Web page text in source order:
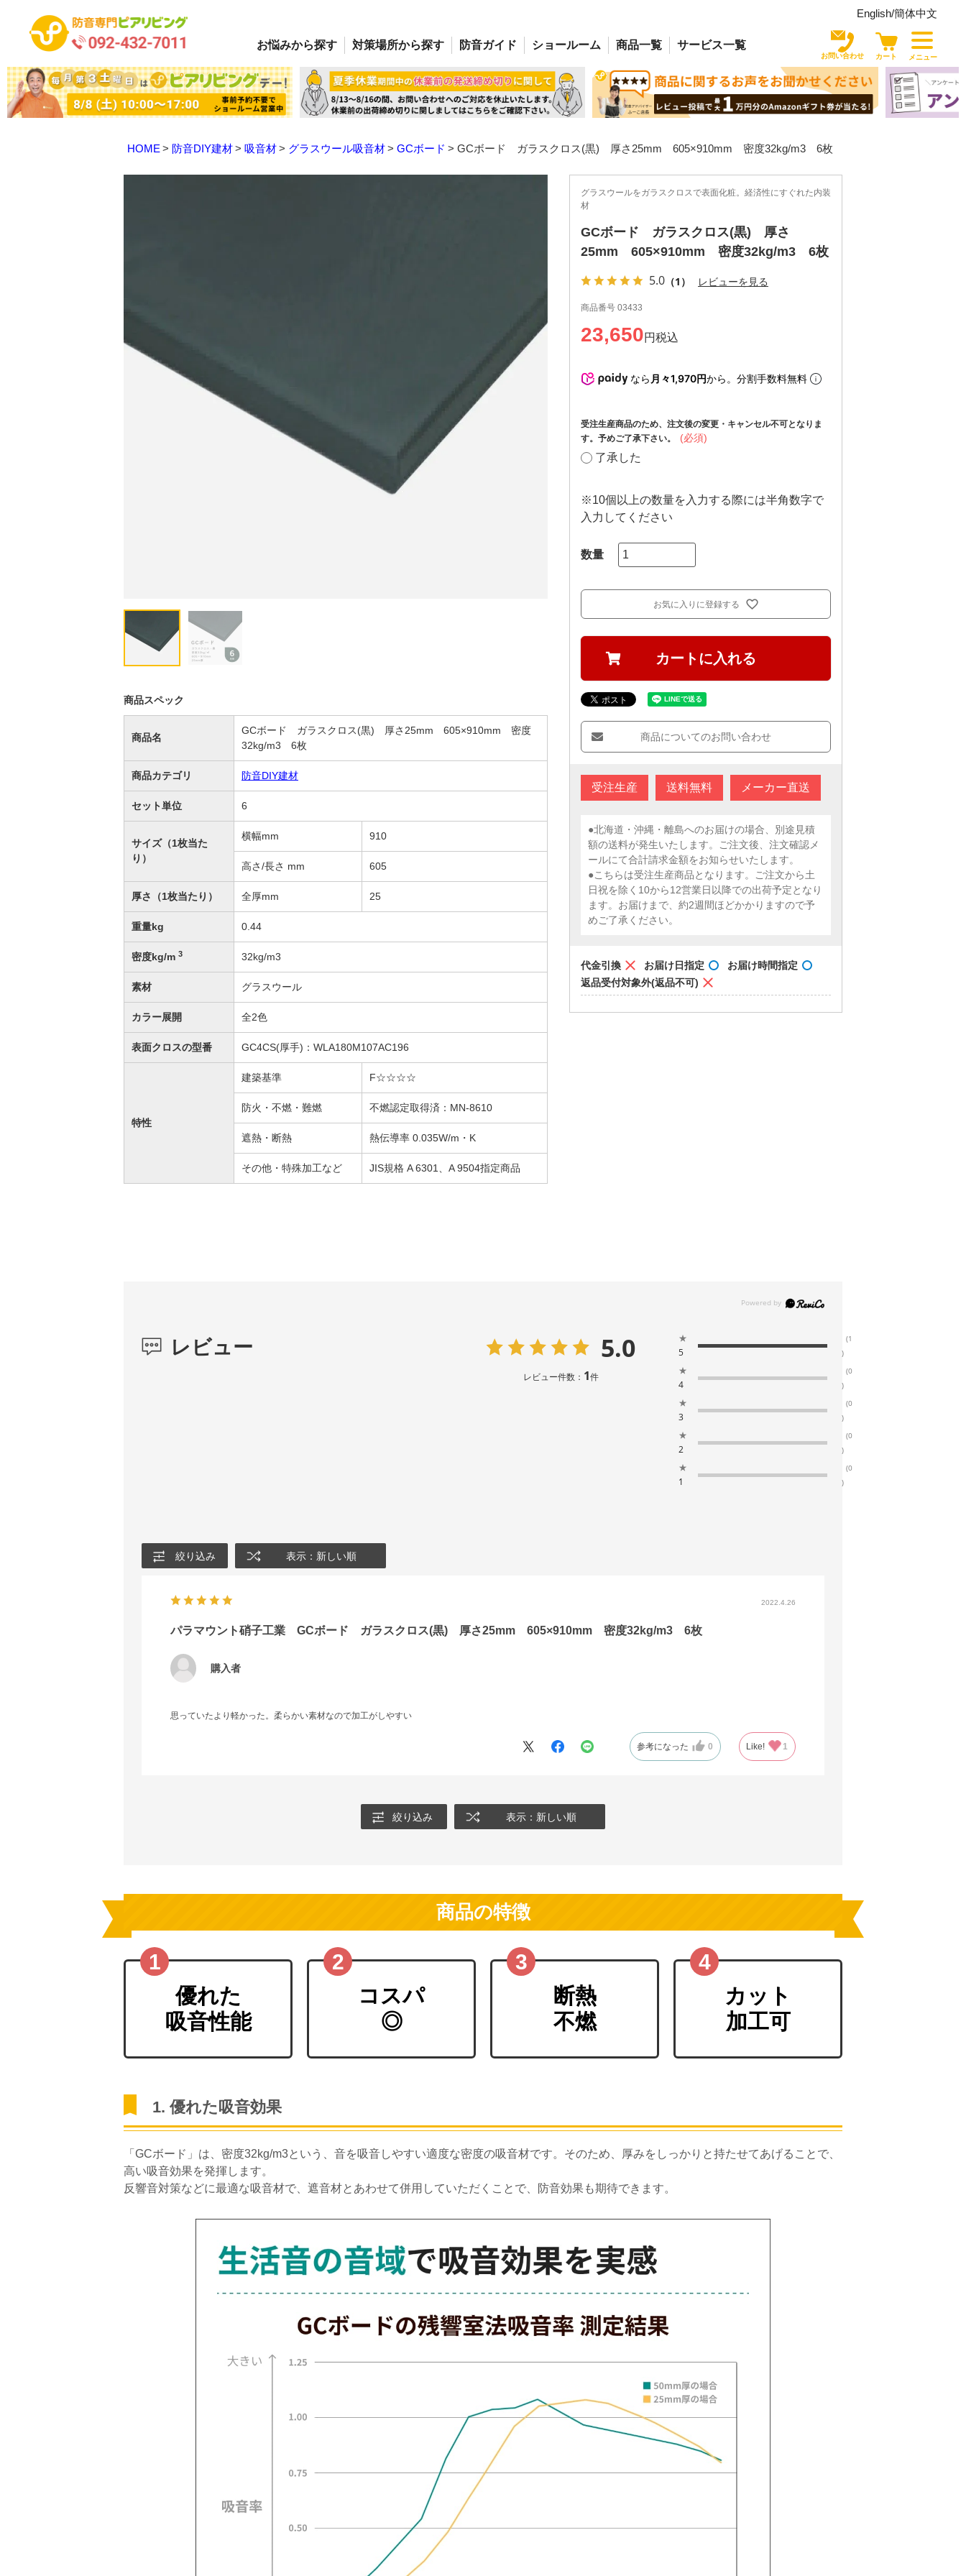
English/簡体中文
お悩みから探す 対策場所から探す 防音ガイド ショールーム 商品一覧 サービス一覧
お問い合わせ カート メニュー
HOME 防音DIY建材 吸音材 グラスウール吸音材 GCボード GCボード ガラスクロス(黒) 厚さ25mm 605×910mm 密度32kg/m3 6枚
商品スペック
商品名
GCボード ガラスクロス(黒) 厚さ25mm 605×910mm 密度
32kg/m3 6枚
商品カテゴリ 防音DIY建材
セット単位 6
サイズ（1枚当た
り）
横幅mm 910
高さ/長さ mm 605
厚さ（1枚当たり） 全厚mm 25
重量kg 0.44
密度kg/m 3 32kg/m3
素材 グラスウール
カラー展開 全2色
表面クロスの型番 GC4CS(厚手)：WLA180M107AC196
特性
建築基準 F☆☆☆☆
防火・不燃・難燃 不燃認定取得済：MN-8610
遮熱・断熱 熱伝導率 0.035W/m・K
その他・特殊加工など JIS規格 A 6301、A 9504指定商品
グラスウールをガラスクロスで表面化粧。経済性にすぐれた内装
材
GCボード ガラスクロス(黒) 厚さ
25mm 605×910mm 密度32kg/m3 6枚
5.0 （1） レビューを見る
商品番号 03433
23,650 税込
なら 月々1,970円から。分割手数料無料
受注生産商品のため、注文後の変更・キャンセル不可となりま
す。予めご了承下さい。
(必須)
了承した
※10個以上の数量を入力する際には半角数字で
入力してください
お気に入りに登録する
カートに入れる
商品についてのお問い合わせ
受注生産 送料無料 メーカー直送
●北海道・沖縄・離島へのお届けの場合、別途見積
額の送料が発生いたします。ご注文後、注文確認メ
ールにて合計請求金額をお知らせいたします。
●こちらは受注生産商品となります。ご注文から土
日祝を除く10から12営業日以降での出荷予定となり
ます。お届けまで、約2週間ほどかかりますので予
めご了承ください。
代金引換 お届け日指定
お届け時間指定
返品受付対象外(返品不可)
レビュー 5.0
レビュー件数： 1件
★
5
(1
)
★
4
(0
)
★
3
(0
)
★
2
(0
)
★
1
(0
)
絞り込み 表示：新しい順
2022.4.26
パラマウント硝子工業 GCボード ガラスクロス(黒) 厚さ25mm 605×910mm 密度32kg/m3 6枚
購入者
思っていたより軽かった。柔らかい素材なので加工がしやすい
参考になった 0 Like! 1
絞り込み 表示：新しい順
商品の特徴
優れた
吸音性能
コスパ
◎
断熱
不燃
カット
加工可
1. 優れた吸音効果
「GCボード」は、密度32kg/m3という、音を吸音しやすい適度な密度の吸音材です。そのため、厚みをしっかりと持たせてあげることで、
高い吸音効果を発揮します。
反響音対策などに最適な吸音材で、遮音材とあわせて併用していただくことで、防音効果も期待できます。